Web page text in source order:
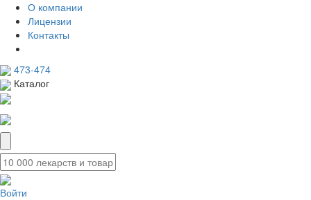
О компании
Лицензии
Контакты
473-474
Каталог
Войти